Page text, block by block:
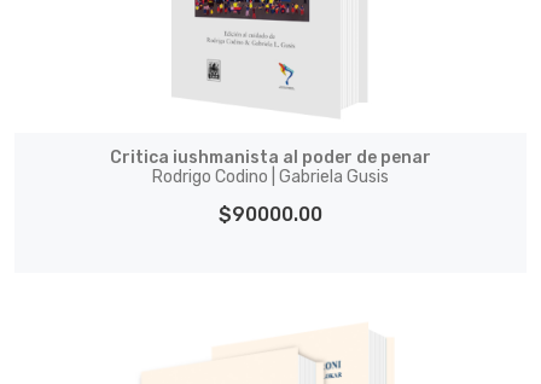
Critica iushmanista al poder de penar
Rodrigo Codino | Gabriela Gusis
$90000.00